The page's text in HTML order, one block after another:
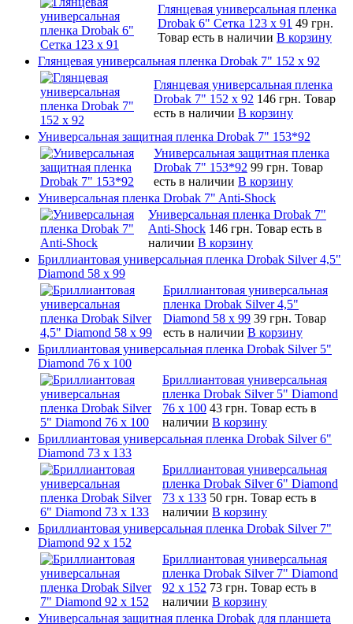
Глянцевая универсальная пленка
Drobak 6" Сетка 123 х 91 49 грн.
Товар есть в наличии В корзину
Глянцевая универсальная пленка Drobak 7" 152 x 92
Глянцевая универсальная пленка
Drobak 7" 152 x 92 146 грн. Товар
есть в наличии В корзину
Универсальная защитная пленка Drobak 7" 153*92
Универсальная защитная пленка
Drobak 7" 153*92 99 грн. Товар
есть в наличии В корзину
Универсальная пленка Drobak 7" Anti-Shock
Универсальная пленка Drobak 7"
Anti-Shock 146 грн. Товар есть в
наличии В корзину
Бриллиантовая универсальная пленка Drobak Silver 4,5"
Diamond 58 х 99
Бриллиантовая универсальная
пленка Drobak Silver 4,5"
Diamond 58 х 99 39 грн. Товар
есть в наличии В корзину
Бриллиантовая универсальная пленка Drobak Silver 5"
Diamond 76 х 100
Бриллиантовая универсальная
пленка Drobak Silver 5" Diamond
76 х 100 43 грн. Товар есть в
наличии В корзину
Бриллиантовая универсальная пленка Drobak Silver 6"
Diamond 73 х 133
Бриллиантовая универсальная
пленка Drobak Silver 6" Diamond
73 х 133 50 грн. Товар есть в
наличии В корзину
Бриллиантовая универсальная пленка Drobak Silver 7"
Diamond 92 х 152
Бриллиантовая универсальная
пленка Drobak Silver 7" Diamond
92 х 152 73 грн. Товар есть в
наличии В корзину
Универсальная защитная пленка Drobak для планшета